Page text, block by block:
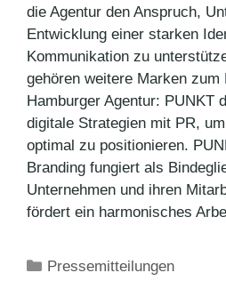
die Agentur den Anspruch,
Entwicklung einer starken
Kommunikation zu
gehören weitere Marken zum
Hamburger Agentur: PUNKT
digitale Strategien mit PR,
optimal zu positionieren.
Branding fungiert als
Unternehmen und ihren
fördert ein harmonisches
Kategorien
Pressemitteilungen